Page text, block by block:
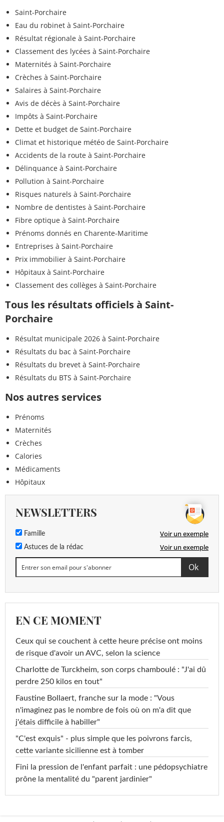
Saint-Porchaire
Eau du robinet à Saint-Porchaire
Résultat régionale à Saint-Porchaire
Classement des lycées à Saint-Porchaire
Maternités à Saint-Porchaire
Crèches à Saint-Porchaire
Salaires à Saint-Porchaire
Avis de décès à Saint-Porchaire
Impôts à Saint-Porchaire
Dette et budget de Saint-Porchaire
Climat et historique météo de Saint-Porchaire
Accidents de la route à Saint-Porchaire
Délinquance à Saint-Porchaire
Pollution à Saint-Porchaire
Risques naturels à Saint-Porchaire
Nombre de dentistes à Saint-Porchaire
Fibre optique à Saint-Porchaire
Prénoms donnés en Charente-Maritime
Entreprises à Saint-Porchaire
Prix immobilier à Saint-Porchaire
Hôpitaux à Saint-Porchaire
Classement des collèges à Saint-Porchaire
Tous les résultats officiels à Saint-
Porchaire
Résultat municipale 2026 à Saint-Porchaire
Résultats du bac à Saint-Porchaire
Résultats du brevet à Saint-Porchaire
Résultats du BTS à Saint-Porchaire
Nos autres services
Prénoms
Maternités
Crèches
Calories
Médicaments
Hôpitaux
NEWSLETTERS
Famille Voir un exemple
Astuces de la rédac Voir un exemple
EN CE MOMENT
Ceux qui se couchent à cette heure précise ont moins
de risque d'avoir un AVC, selon la science
Charlotte de Turckheim, son corps chamboulé : "J'ai dû
perdre 250 kilos en tout"
Faustine Bollaert, franche sur la mode : "Vous
n'imaginez pas le nombre de fois où on m'a dit que
j'étais difficile à habiller"
"C'est exquis" - plus simple que les poivrons farcis,
cette variante sicilienne est à tomber
Fini la pression de l'enfant parfait : une pédopsychiatre
prône la mentalité du "parent jardinier"